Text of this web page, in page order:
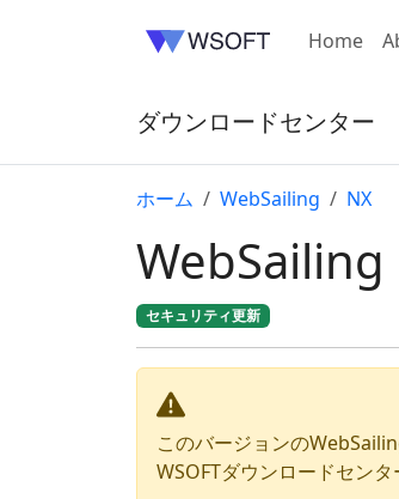
Home
ダウンロードセンター
ホーム WebSailing NX
WebSailing
セキュリティ更新
このバージョンの
WSOFTダウンロードセン